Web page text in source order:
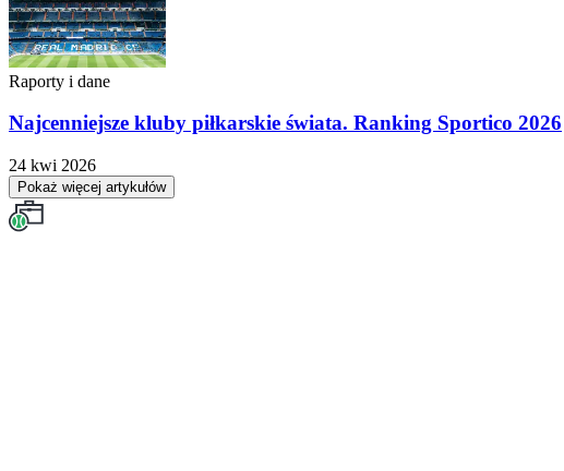
Raporty i dane
Najcenniejsze kluby piłkarskie świata. Ranking Sportico 2026
24 kwi 2026
Pokaż więcej artykułów